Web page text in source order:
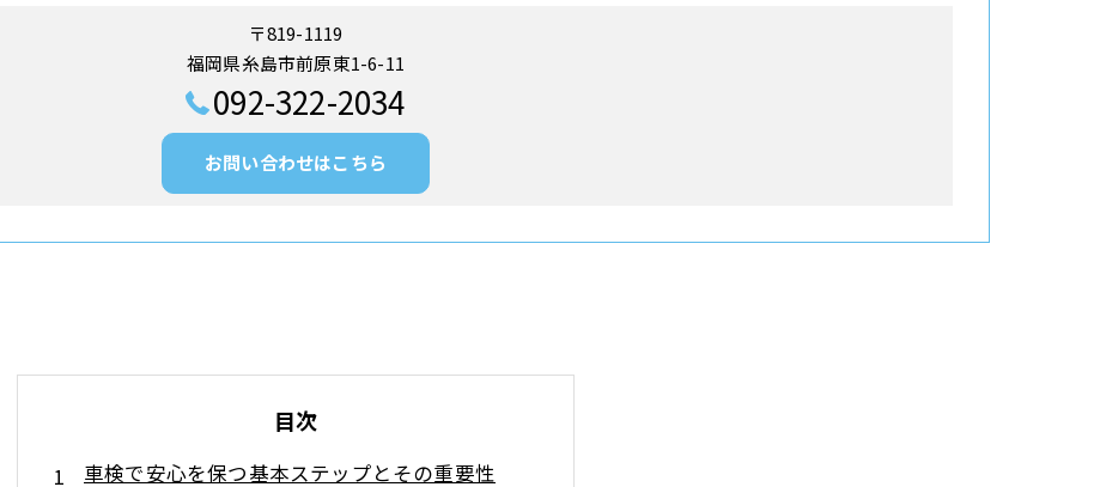
〒819-1119
福岡県糸島市前原東1-6-11
092-322-2034
お問い合わせはこちら
目次
車検で安心を保つ基本ステップとその重要性